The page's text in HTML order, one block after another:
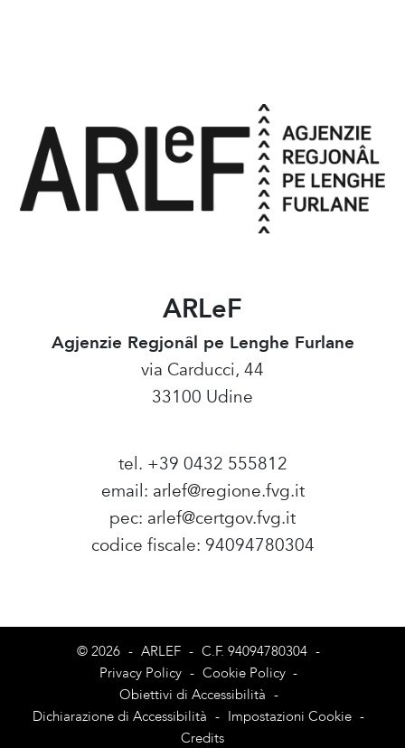
ARLeF
Agjenzie Regjonâl pe Lenghe Furlane
via Carducci, 44
33100 Udine
tel. +39 0432 555812
email: arlef@regione.fvg.it
pec: arlef@certgov.fvg.it
codice fiscale: 94094780304
© 2026 - ARLEF - C.F. 94094780304 -
Privacy Policy - Cookie Policy -
Obiettivi di Accessibilità -
Dichiarazione di Accessibilità - Impostazioni Cookie -
Credits